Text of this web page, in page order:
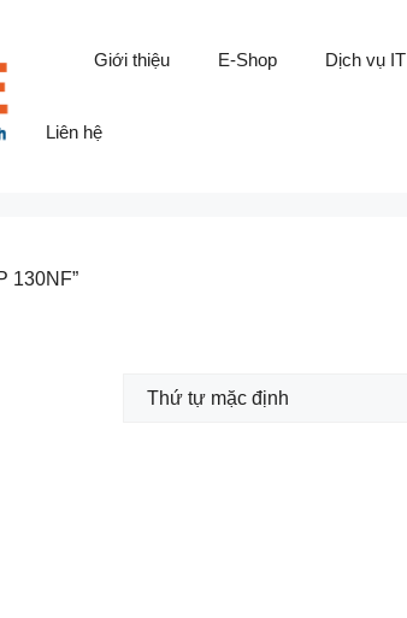
Giới thiệu E-Shop Dịch vụ IT
Liên hệ
130NF”